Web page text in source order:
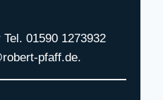
01590 1273932
pfaff.de.